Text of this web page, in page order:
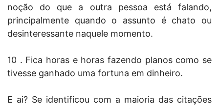
noção do que a outra pessoa está falando,
principalmente quando o assunto é chato ou
desinteressante naquele momento.
10 . Fica horas e horas fazendo planos como se
tivesse ganhado uma fortuna em dinheiro.
E ai? Se identificou com a maioria das citações